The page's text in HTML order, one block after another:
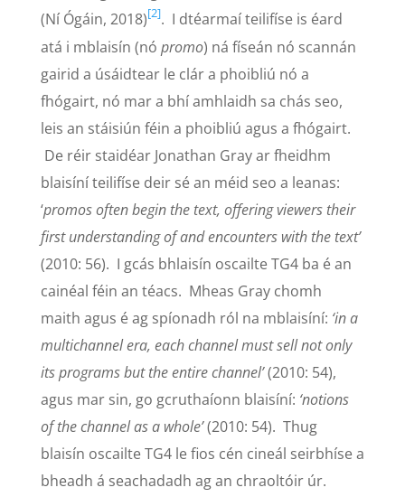
(Ní Ógáin, 2018)[2]. I dtéarmaí teilifíse is éard
atá i mblaisín (nó promo) ná físeán nó scannán
gairid a úsáidtear le clár a phoibliú nó a
fhógairt, nó mar a bhí amhlaidh sa chás seo,
leis an stáisiún féin a phoibliú agus a fhógairt.
De réir staidéar Jonathan Gray ar fheidhm
blaisíní teilifíse deir sé an méid seo a leanas:
‘promos often begin the text, offering viewers their
first understanding of and encounters with the text’
(2010: 56). I gcás bhlaisín oscailte TG4 ba é an
cainéal féin an téacs. Mheas Gray chomh
maith agus é ag spíonadh ról na mblaisíní: ‘in a
multichannel era, each channel must sell not only
its programs but the entire channel’(2010: 54),
agus mar sin, go gcruthaíonn blaisíní: ‘notions
of the channel as a whole’(2010: 54). Thug
blaisín oscailte TG4 le fios cén cineál seirbhíse a
bheadh á seachadadh ag an chraoltóir úr.